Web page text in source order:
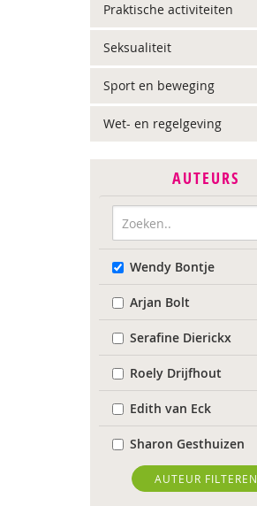
Praktische activiteiten
Seksualiteit
Sport en beweging
Wet- en regelgeving
AUTEURS
Wendy Bontje
Arjan Bolt
Serafine Dierickx
Roely Drijfhout
Edith van Eck
Sharon Gesthuizen
Edith Geurts
AUTEUR FILTEREN